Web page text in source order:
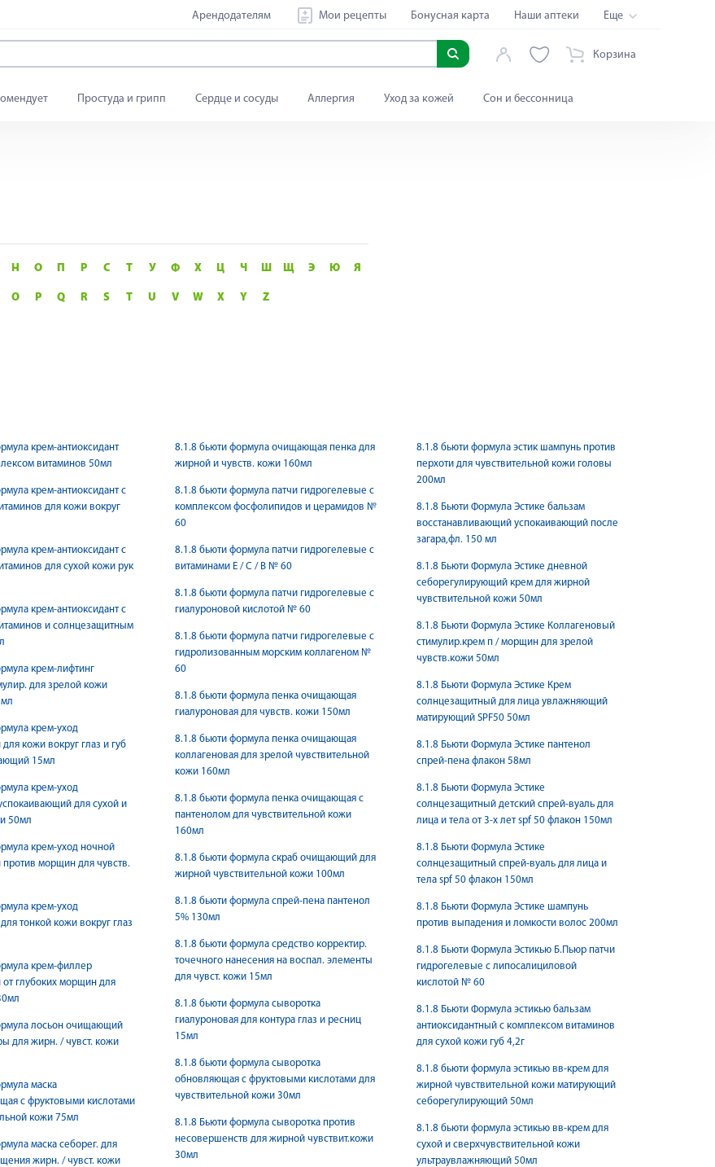
Арендодателям Мои рецепты Бонусная карта Наши аптеки Еще
Корзина
Простуда и грипп Сердце и сосуды Аллергия Уход за кожей Сон и бессонница
Н О П Р С Т У Ф Х Ц Ч Ш Щ Э Ю Я
O P Q R S T U V W X Y Z
крем-антиоксидант
витаминов 50мл
крем-антиоксидант с
для кожи вокруг
крем-антиоксидант с
для сухой кожи рук
крем-антиоксидант с
и солнцезащитным
крем-лифтинг
для зрелой кожи
крем-уход
кожи вокруг глаз и губ
15мл
крем-уход
для сухой и
50мл
крем-уход ночной
против морщин для чувств.
крем-уход
тонкой кожи вокруг глаз
крем-филлер
от глубоких морщин для
лосьон очищающий
для жирн. / чувст. кожи
маска
с фруктовыми кислотами
кожи 75мл
маска себорег. для
жирн. / чувст. кожи
8.1.8 бьюти формула очищающая пенка для
жирной и чувств. кожи 160мл
8.1.8 бьюти формула патчи гидрогелевые c
комплексом фосфолипидов и церамидов №
60
8.1.8 бьюти формула патчи гидрогелевые с
витаминами Е / С / В № 60
8.1.8 бьюти формула патчи гидрогелевые с
гиалуроновой кислотой № 60
8.1.8 бьюти формула патчи гидрогелевые с
гидролизованным морским коллагеном №
60
8.1.8 бьюти формула пенка очищающая
гиалуроновая для чувств. кожи 150мл
8.1.8 бьюти формула пенка очищающая
коллагеновая для зрелой чувствительной
кожи 160мл
8.1.8 бьюти формула пенка очищающая с
пантенолом для чувствительной кожи
160мл
8.1.8 бьюти формула скраб очищающий для
жирной чувствительной кожи 100мл
8.1.8 бьюти формула спрей-пена пантенол
5% 130мл
8.1.8 бьюти формула средство корректир.
точечного нанесения на воспал. элементы
для чувст. кожи 15мл
8.1.8 бьюти формула сыворотка
гиалуроновая для контура глаз и ресниц
15мл
8.1.8 бьюти формула сыворотка
обновляющая с фруктовыми кислотами для
чувствительной кожи 30мл
8.1.8 Бьюти формула сыворотка против
несовершенств для жирной чувствит.кожи
30мл
8.1.8 бьюти формула эстик шампунь против
перхоти для чувствительной кожи головы
200мл
8.1.8 Бьюти Формула Эстике бальзам
восстанавливающий успокаивающий после
загара,фл. 150 мл
8.1.8 Бьюти Формула Эстике дневной
себорегулирующий крем для жирной
чувствительной кожи 50мл
8.1.8 Бьюти Формула Эстике Коллагеновый
стимулир.крем п / морщин для зрелой
чувств.кожи 50мл
8.1.8 Бьюти Формула Эстике Крем
солнцезащитный для лица увлажняющий
матирующий SPF50 50мл
8.1.8 Бьюти Формула Эстике пантенол
спрей-пена флакон 58мл
8.1.8 Бьюти Формула Эстике
солнцезащитный детский спрей-вуаль для
лица и тела от 3-х лет spf 50 флакон 150мл
8.1.8 Бьюти Формула Эстике
солнцезащитный спрей-вуаль для лица и
тела spf 50 флакон 150мл
8.1.8 Бьюти Формула Эстике шампунь
против выпадения и ломкости волос 200мл
8.1.8 Бьюти Формула Эстикью Б.Пьюр патчи
гидрогелевые с липосалициловой
кислотой № 60
8.1.8 Бьюти Формула эстикью бальзам
антиоксидантный с комплексом витаминов
для сухой кожи губ 4,2г
8.1.8 бьюти формула эстикью вв-крем для
жирной чувствительной кожи матирующий
себорегулирующий 50мл
8.1.8 бьюти формула эстикью вв-крем для
сухой и сверхчувствительной кожи
ультраувлажняющий 50мл